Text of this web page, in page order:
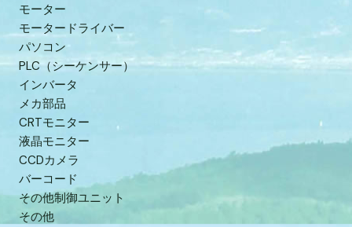
モーター
モータードライバー
パソコン
PLC（シーケンサー）
インバータ
メカ部品
CRTモニター
液晶モニター
CCDカメラ
バーコード
その他制御ユニット
その他